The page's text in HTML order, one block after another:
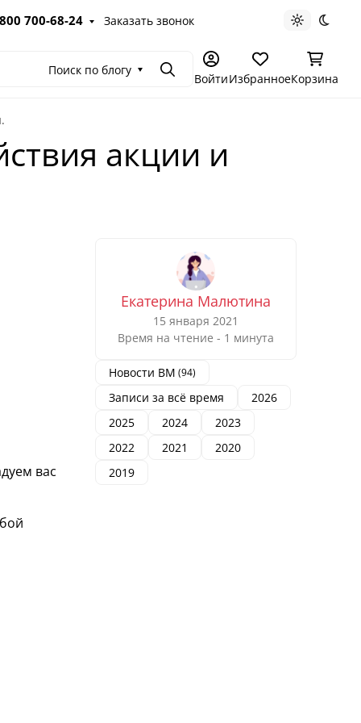
700-68-24 Заказать звонок Светлая
Поиск по блогу ПоискВойтиИзбранноеКорзина
акции и
Екатерина Малютина
15 января 2021
Время на чтение - 1 минута
Новости ВМ (94)
Записи за всё время
2026
2025
2024
2023
2022
2021
2020
2019
вас